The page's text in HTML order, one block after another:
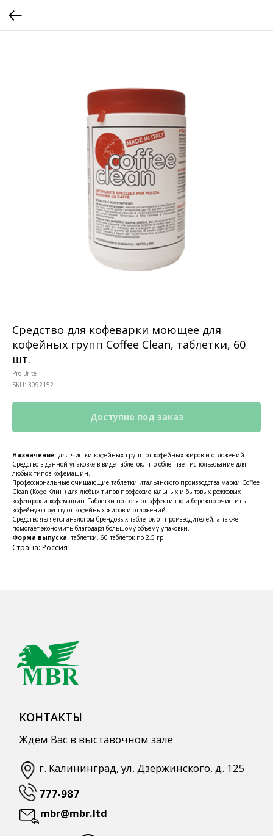
Средство для кофеварки моющее для
кофейных групп Coffee Clean, таблетки, 60
шт.
Pro-Brite
SKU: 3092152
Назначение: для чистки кофейных групп от кофейных жиров и отложений.
Средство в данной упаковке в виде таблеток, что облегчает использование для
любых типов кофемашин.
Профессиональные очищающие таблетки итальянского производства марки Coffee
Clean (Кофе Клин) для любых типов профессиональных и бытовых рожковых
кофеварок и кофемашин. Таблетки позволяют эффективно и бережно очистить
кофейную группу от кофейных жиров и отложений.
Средство является аналогом брендовых таблеток от производителей, а также
помогает экономить благодаря большому объёму упаковки.
Форма выпуска: таблетки, 60 таблеток по 2,5 гр
Страна: Россия
КОНТАКТЫ
Ждём Вас в выставочном зале
г. Калининград, ул. Дзержинского, д. 125
КАТАЛОГ ПРОДУКЦИИ
Напитки
Профессиональная химия
Одноразовая посуда и упаковка
Инвентарь
Оборудование
Мебель из нержавеющей стали